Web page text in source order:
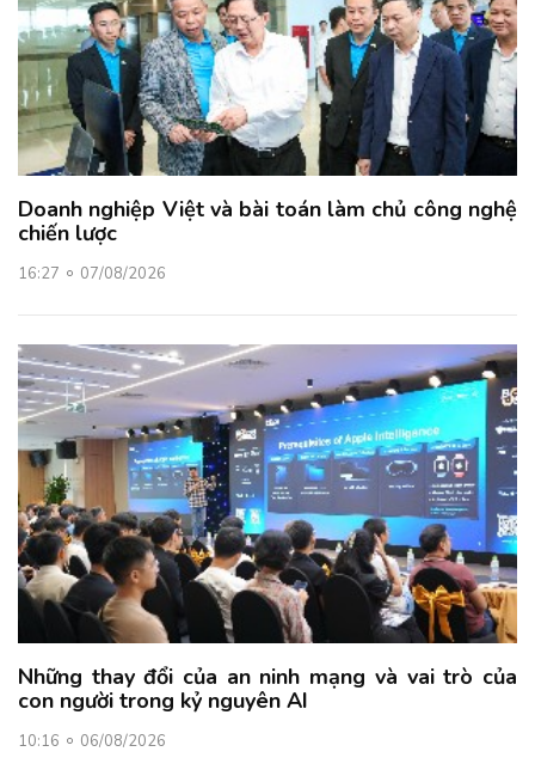
Doanh nghiệp Việt và bài toán làm chủ công nghệ
chiến lược
16:27 07/08/2026
Những thay đổi của an ninh mạng và vai trò của
con người trong kỷ nguyên AI
10:16 06/08/2026